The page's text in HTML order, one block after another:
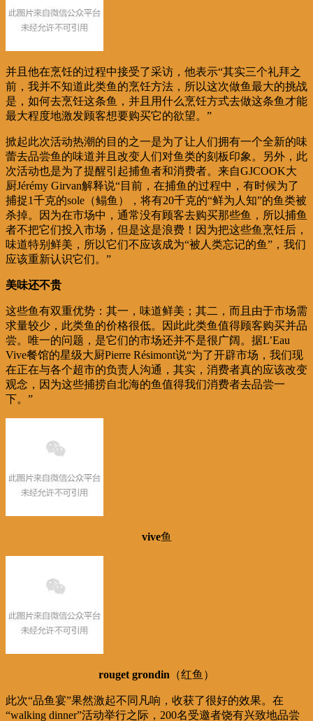
并且他在烹饪的过程中接受了采访，他表示“其实三个礼拜之
前，我并不知道此类鱼的烹饪方法，所以这次做鱼最大的挑战
是，如何去烹饪这条鱼，并且用什么烹饪方式去做这条鱼才能
最大程度地激发顾客想要购买它的欲望。”
掀起此次活动热潮的目的之一是为了让人们拥有一个全新的味
蕾去品尝鱼的味道并且改变人们对鱼类的刻板印象。另外，此
次活动也是为了提醒引起捕鱼者和消费者。来自GJCOOK大
厨Jérémy Girvan解释说“目前，在捕鱼的过程中，有时候为了
捕捉1千克的sole（鳎鱼），将有20千克的“鲜为人知”的鱼类被
杀掉。因为在市场中，通常没有顾客去购买那些鱼，所以捕鱼
者不把它们投入市场，但是这是浪费！因为把这些鱼烹饪后，
味道特别鲜美，所以它们不应该成为“被人类忘记的鱼”，我们
应该重新认识它们。”
美味还不贵
这些鱼有双重优势：其一，味道鲜美；其二，而且由于市场需
求量较少，此类鱼的价格很低。因此此类鱼值得顾客购买并品
尝。唯一的问题，是它们的市场还并不是很广阔。据L’Eau
Vive餐馆的星级大厨Pierre Résimont说“为了开辟市场，我们现
在正在与各个超市的负责人沟通，其实，消费者真的应该改变
观念，因为这些捕捞自北海的鱼值得我们消费者去品尝一
下。”
vive鱼
rouget grondin （红鱼）
此次“品鱼宴”果然激起不同凡响，收获了很好的效果。在
“walking dinner”活动举行之际，200名受邀者饶有兴致地品尝